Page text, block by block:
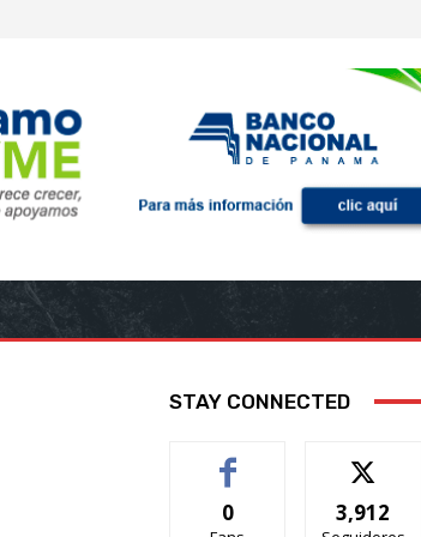
STAY CONNECTED
0 3,912